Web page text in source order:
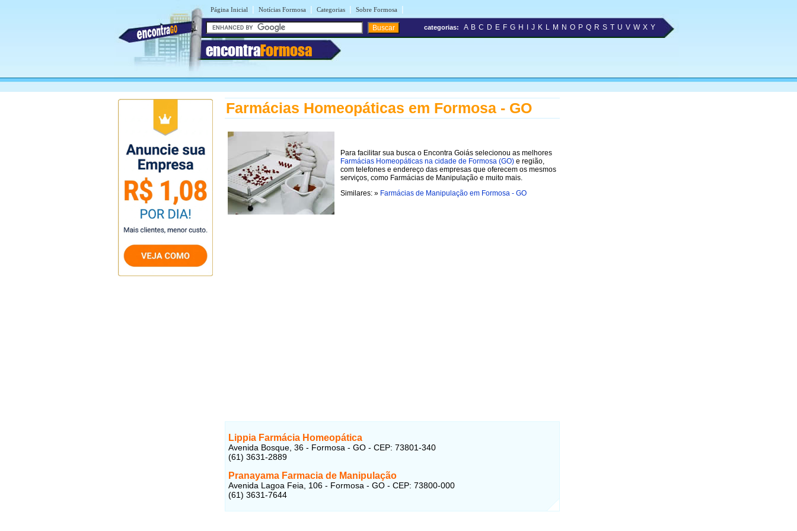
Página Inicial | Notícias Formosa | Categorias | Sobre Formosa |
encontraFormosa
categorias: A B C D E F G H J K L M N O P Q R S T U V W X Y
Farmácias Homeopáticas em Formosa - GO
Para facilitar sua busca o Encontra Goiás selecionou as melhores
Farmácias Homeopáticas na cidade de Formosa (GO) e região,
com telefones e endereço das empresas que oferecem os mesmos
serviços, como Farmácias de Manipulação e muito mais.
Similares: » Farmácias de Manipulação em Formosa - GO
Lippia Farmácia Homeopática
Avenida Bosque, 36 - Formosa - GO - CEP: 73801-340
(61) 3631-2889
Pranayama Farmacia de Manipulação
Avenida Lagoa Feia, 106 - Formosa - GO - CEP: 73800-000
(61) 3631-7644